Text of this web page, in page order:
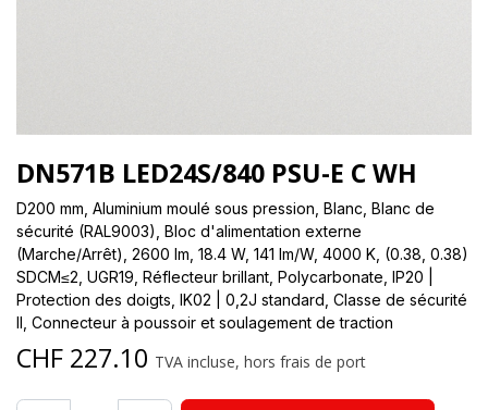
DN571B LED24S/840 PSU-E C WH
D200 mm, Aluminium moulé sous pression, Blanc, Blanc de
sécurité (RAL9003), Bloc d'alimentation externe
(Marche/Arrêt), 2600 lm, 18.4 W, 141 lm/W, 4000 K, (0.38, 0.38)
SDCM≤2, UGR19, Réflecteur brillant, Polycarbonate, IP20 |
Protection des doigts, IK02 | 0,2J standard, Classe de sécurité
II, Connecteur à poussoir et soulagement de traction
CHF 227.10 TVA incluse, hors frais de port